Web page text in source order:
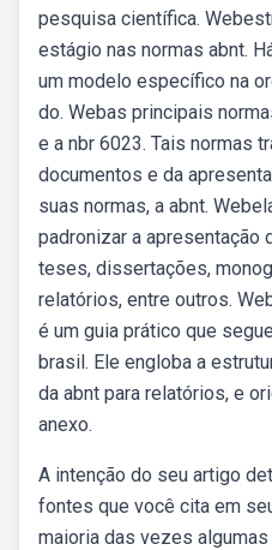
pesquisa científica.
estágio nas normas abnt.
um modelo específico na
do. Webas principais
e a nbr 6023. Tais normas
documentos e da
suas normas, a abnt.
padronizar a apresentação
teses, dissertações,
relatórios, entre outros.
é um guia prático que
brasil. Ele engloba a
da abnt para relatórios, e
anexo.
A intenção do seu artigo
fontes que você cita em
maioria das vezes